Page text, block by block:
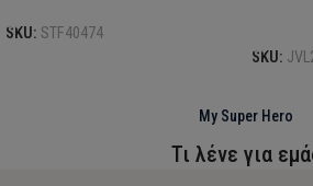
SKU: STF40474
SKU:
My Super Hero
Τι λένε για